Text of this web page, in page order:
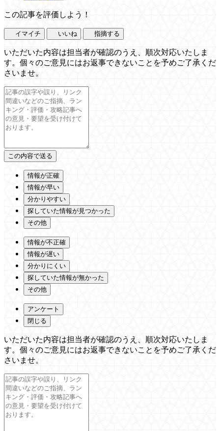
この記事を評価しよう！
イマイチ いいね 指摘する
いただいた内容は担当者が確認のうえ、順次対応いたしま
す。個々のご意見にはお返事できないことを予めご了承くだ
さいませ。
情報が正確
情報が早い
分かりやすい
探していた情報が見つかった
その他
情報が不正確
情報が遅い
分かりにくい
探していた情報が無かった
その他
アンケート
閉じる
いただいた内容は担当者が確認のうえ、順次対応いたしま
す。個々のご意見にはお返事できないことを予めご了承くだ
さいませ。